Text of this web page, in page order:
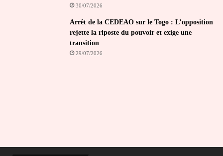
30/07/2026
Arrêt de la CEDEAO sur le Togo : L’opposition
rejette la riposte du pouvoir et exige une
transition
29/07/2026